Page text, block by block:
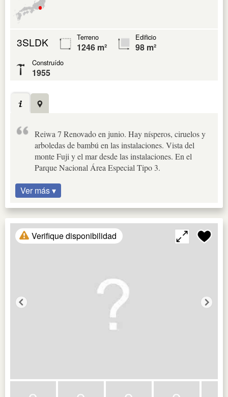
3SLDK Terreno
1246 m²
Edificio
98 m²
Construído
1955
Reiwa 7 Renovado en junio. Hay nísperos, ciruelos y
arboledas de bambú en las instalaciones. Vista del
monte Fuji y el mar desde las instalaciones. En el
Parque Nacional Área Especial Tipo 3.
Ver más ▾
Verifique disponibilidad